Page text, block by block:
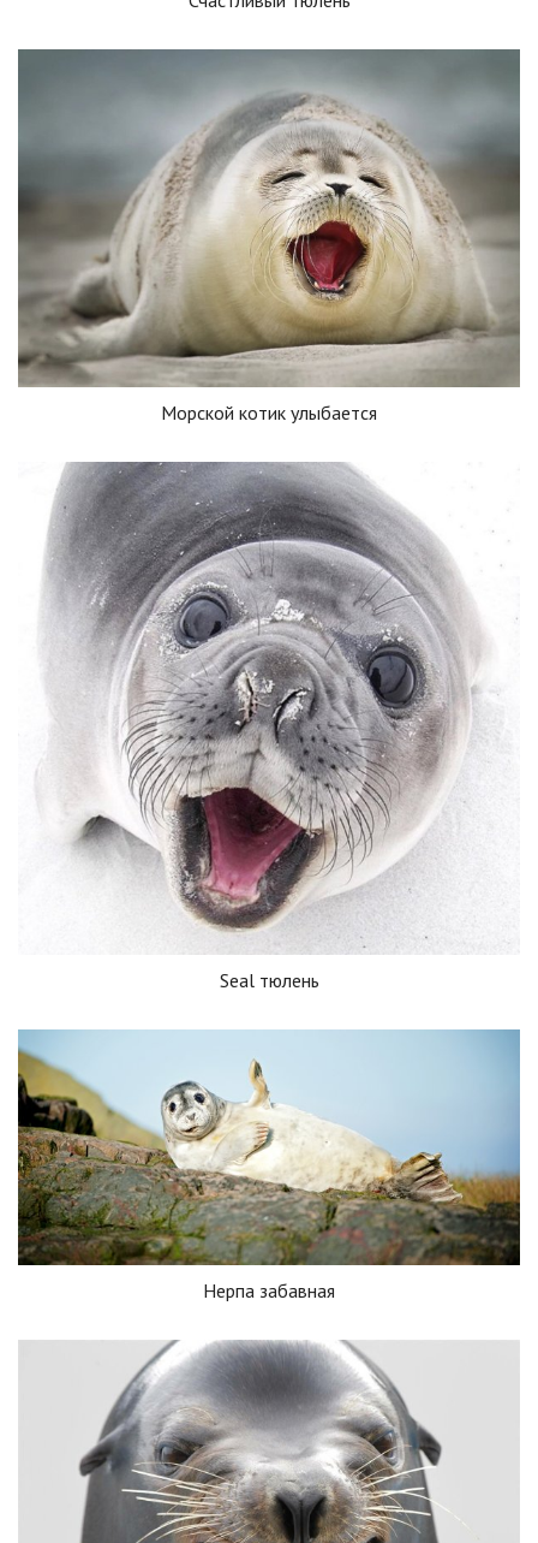
Морской котик улыбается
Seal тюлень
Нерпа забавная